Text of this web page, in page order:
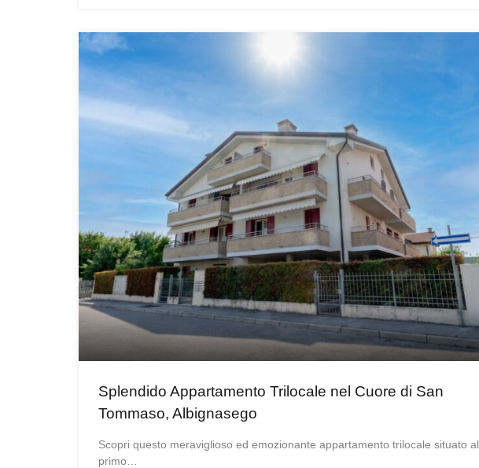
Splendido Appartamento Trilocale nel Cuore di San
Tommaso, Albignasego
Scopri questo meraviglioso ed emozionante appartamento trilocale situato al
primo…